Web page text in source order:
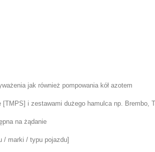
jak również pompowania kół azotem
i zestawami dużego hamulca np. Brembo,
na żądanie
/ marki / typu pojazdu]